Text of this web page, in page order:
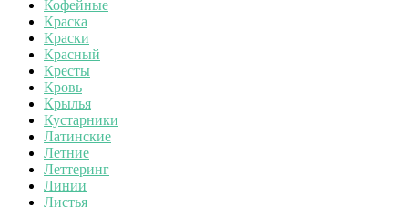
Кофейные
Краска
Краски
Красный
Кресты
Кровь
Крылья
Кустарники
Латинские
Летние
Леттеринг
Линии
Листья